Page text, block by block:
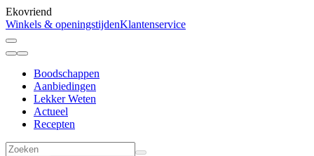
Ekovriend
Winkels & openingstijdenKlantenservice
Boodschappen
Aanbiedingen
Lekker Weten
Actueel
Recepten